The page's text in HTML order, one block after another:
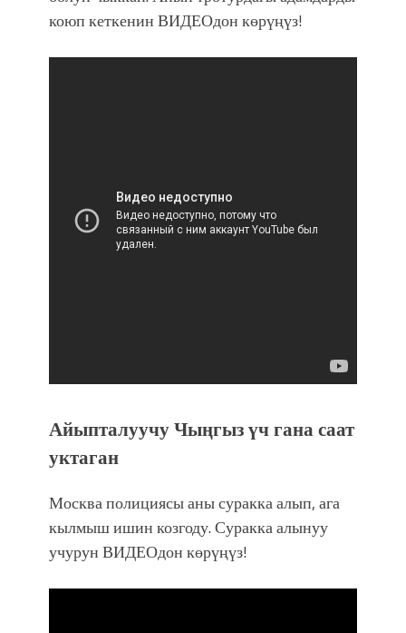
Park'ка 30 миң адам чогулду
коюп кеткенин ВИДЕОдон көрүңүз!
Айыпталуучу Чыңгыз үч гана саат
уктаган
Москва полициясы аны суракка алып, ага
кылмыш ишин козгоду. Суракка алынуу
учурун ВИДЕОдон көрүңүз!